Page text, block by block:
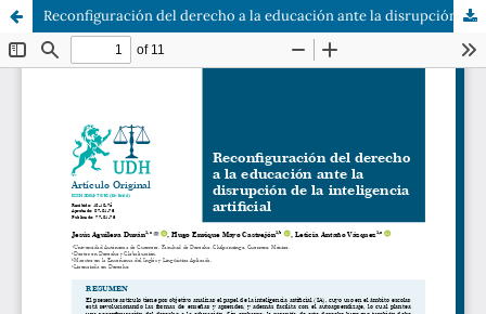
Reconfiguración del derecho a la educación ante la disrupción de la inteligencia artificial